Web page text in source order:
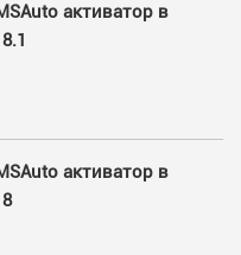
активатор в
активатор в